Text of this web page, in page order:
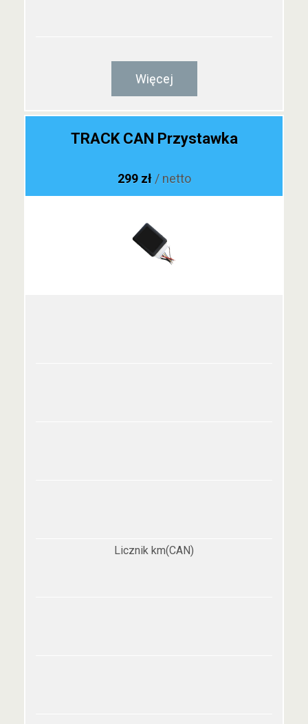
Więcej
TRACK CAN Przystawka
299 zł / netto
Licznik km(CAN)